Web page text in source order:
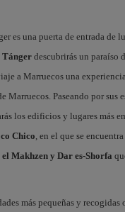
es una puerta de entrada
Tángerdescubrirás un paraíso
a Marruecos una
Marruecos. Paseando por sus
los edificios y lugares más
Chico, en el que se
Makhzen y Dar es-Shorfa
más pequeñas y